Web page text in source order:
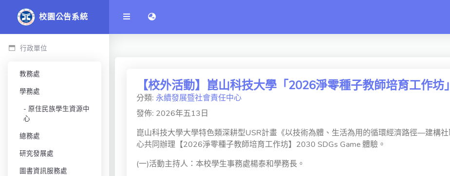
校園公告系統
行政單位
教務處
學務處
原住民族學生資源中
心
總務處
研究發展處
圖書資訊服務處
語言切換 language switch
【校外活動】崑山科技大學「2026淨零種子教師培育工作
分類: 永續發展暨社會責任中心
發佈: 2026年五13日
崑山科技大學大學特色類深耕型USR計畫《以技術為體、生活為用的循環經濟路徑—建構
心共同辦理【2026淨零種子教師培育工作坊】2030 SDGs Game 體驗。
(一)活動主持人：本校學生事務處楊泰和學務長。